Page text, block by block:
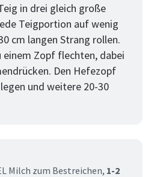
in drei gleich große
Teigportion auf wenig
cm langen Strang rollen.
einem Zopf flechten, dabei
Den Hefezopf
und weitere 20-30
Milch zum Bestreichen, 1-2